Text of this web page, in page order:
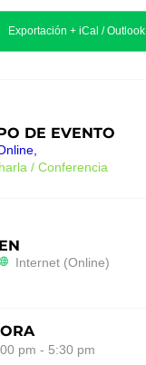
Exportación + iCal / Outlook
DE EVENTO
/ Conferencia
EN
Internet (Online)
pm - 5:30 pm